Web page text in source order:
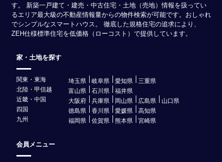
す。 新築一戸建て・建売・中古住宅・土地（売地）情報を扱ってい
るエリア最大級の不動産情報量からの物件検索が可能です。おしゃれ
でシンプルなスマートハウス。 徹底した規格住宅の追求により、
ZEH仕様標準住宅を低価格（ローコスト）で提供しています。
家・土地を探す
関東・東海 埼玉県 岐阜県 愛知県
三重県
北陸・甲信越
富山県 石川県
福井県
近畿・中国
大阪府 兵庫県 岡山県 広島県
山口県
四国
徳島県 香川県 愛媛県
高知県
九州
福岡県 佐賀県 熊本県 宮崎県
会員メニュー